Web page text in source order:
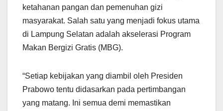
ketahanan pangan dan pemenuhan gizi
masyarakat. Salah satu yang menjadi fokus utama
di Lampung Selatan adalah akselerasi Program
Makan Bergizi Gratis (MBG).
“Setiap kebijakan yang diambil oleh Presiden
Prabowo tentu didasarkan pada pertimbangan
yang matang. Ini semua demi memastikan